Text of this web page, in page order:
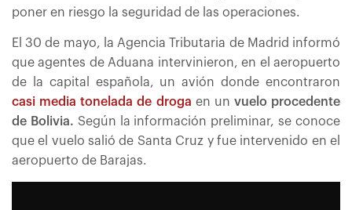
poner en riesgo la seguridad de las operaciones.
El 30 de mayo, la Agencia Tributaria de Madrid informó
que agentes de Aduana intervinieron, en el aeropuerto
de la capital española, un avión donde encontraron
casi media tonelada de droga en un vuelo procedente
de Bolivia. Según la información preliminar, se conoce
que el vuelo salió de Santa Cruz y fue intervenido en el
aeropuerto de Barajas.